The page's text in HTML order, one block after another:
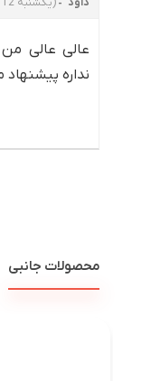
عالی عالی
نداره
محصولات جانبی